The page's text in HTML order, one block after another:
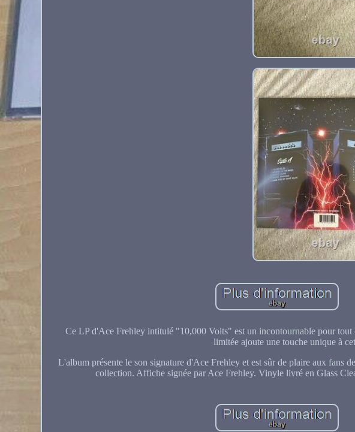
Ce LP d'Ace Frehley intitulé "10,000 Volts" est un incontournable pour
limitée ajoute une touche unique à
L'album présente le son signature d'Ace Frehley et est sûr de plaire aux fans
collection. Affiche signée par Ace Frehley. Vinyle livré en Glass